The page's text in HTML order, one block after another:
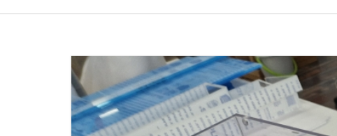
LIVRAISON